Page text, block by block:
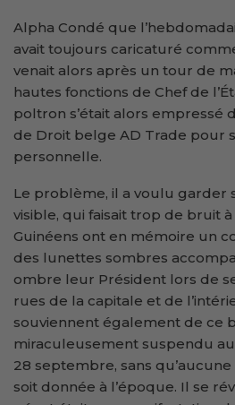
Alpha Condé que
avait toujours caricaturé comme
venait alors après un tour de
hautes fonctions de Chef de
poltron s’était alors empressé
de Droit belge AD Trade pour
personnelle.
Le problème, il a voulu garder
visible, qui faisait trop de bruit à
Guinéens ont en mémoire un
des lunettes sombres
ombre leur Président lors de
rues de la capitale et de
souviennent également de ce
miraculeusement suspendu
28 septembre, sans
soit donnée à l’époque. Il se